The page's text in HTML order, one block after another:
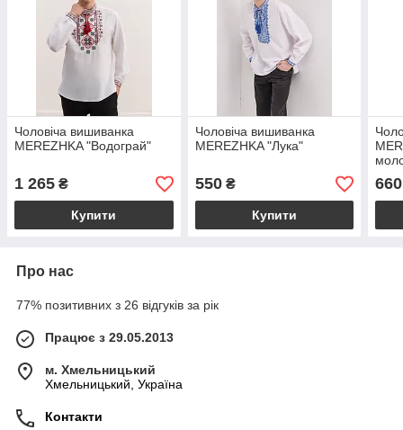
Чоловіча вишиванка
MEREZHKA "Водограй"
1 265 ₴
Купити
Чоловіча вишиванка
MEREZHKA "Лука"
550₴
Купити
660
Про нас
77% позитивних з 26 відгуків за рік
Працює з 29.05.2013
м. Хмельницький
Хмельницький, Україна
Контакти